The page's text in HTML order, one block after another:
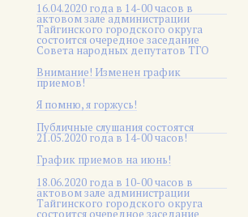
16.04.2020 года в 14-00 часов в
актовом зале администрации
Тайгинского городского округа
состоится очередное заседание
Совета народных депутатов ТГО
Внимание! Изменен график
приемов!
Я помню, я горжусь!
Публичные слушания состоятся
21.05.2020 года в 14-00 часов!
График приемов на июнь!
18.06.2020 года в 10-00 часов в
актовом зале администрации
Тайгинского городского округа
состоится очередное заседание